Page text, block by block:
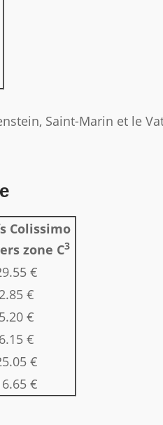
Saint-Marin et le
Colissimo
zone C3
€
€
€
€
€
€